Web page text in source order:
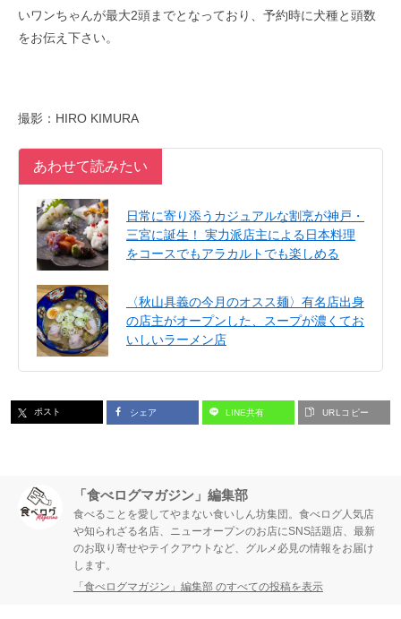
いワンちゃんが最大2頭までとなっており、予約時に犬種と頭数
をお伝え下さい。
撮影：HIRO KIMURA
あわせて読みたい
日常に寄り添うカジュアルな割烹が神戸・
三宮に誕生！ 実力派店主による日本料理
をコースでもアラカルトでも楽しめる
〈秋山具義の今月のオスス麺〉有名店出身
の店主がオープンした、スープが濃くてお
いしいラーメン店
ポスト シェア LINE共有 URLコピー
「食べログマガジン」編集部
食べることを愛してやまない食いしん坊集団。食べログ人気店
や知られざる名店、ニューオープンのお店にSNS話題店、最新
のお取り寄せやテイクアウトなど、グルメ必見の情報をお届け
します。
「食べログマガジン」編集部 のすべての投稿を表示